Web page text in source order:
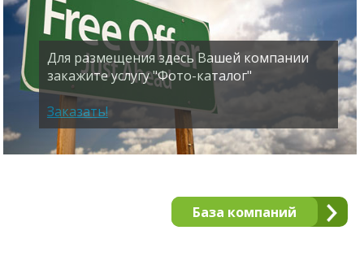
Для размещения здесь Вашей компании
закажите услугу "Фото-каталог"
Заказать!
База компаний